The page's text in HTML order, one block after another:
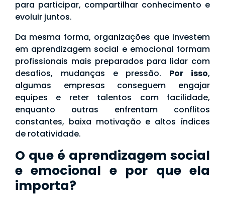
para participar, compartilhar conhecimento e
evoluir juntos.
Da mesma forma, organizações que investem
em aprendizagem social e emocional formam
profissionais mais preparados para lidar com
desafios, mudanças e pressão. Por isso,
algumas empresas conseguem engajar
equipes e reter talentos com facilidade,
enquanto outras enfrentam conflitos
constantes, baixa motivação e altos índices
de rotatividade.
O que é aprendizagem social
e emocional e por que ela
importa?